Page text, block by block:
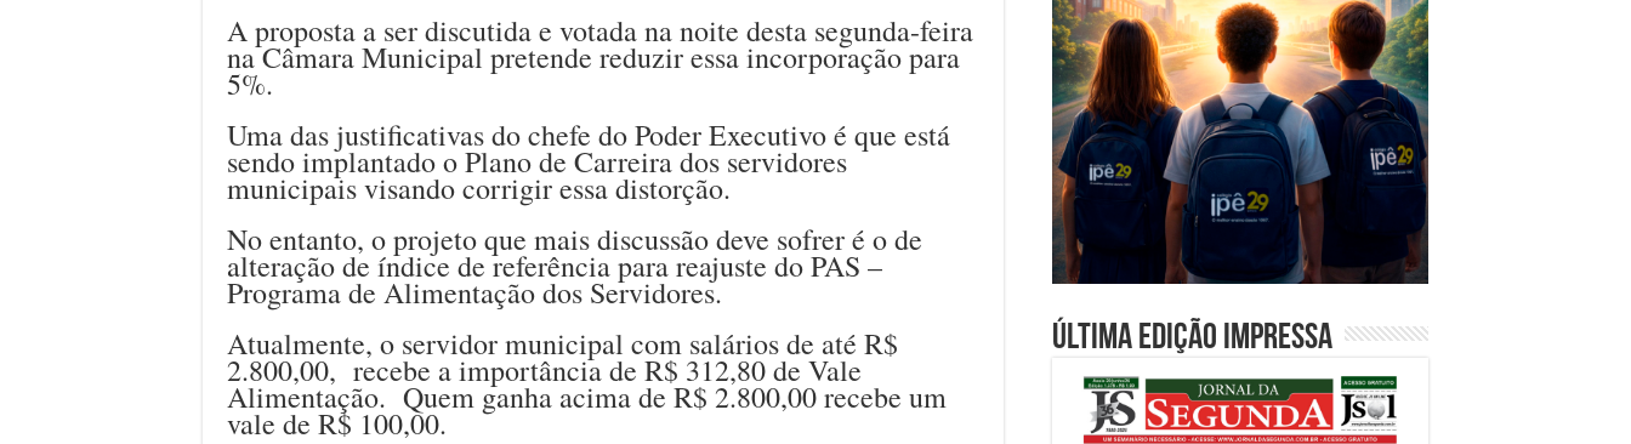
A proposta a ser discutida e votada na noite desta segunda-feira
na Câmara Municipal pretende reduzir essa incorporação para
5%.
Uma das justificativas do chefe do Poder Executivo é que está
sendo implantado o Plano de Carreira dos servidores
municipais visando corrigir essa distorção.
No entanto, o projeto que mais discussão deve sofrer é o de
alteração de índice de referência para reajuste do PAS –
Programa de Alimentação dos Servidores.
Atualmente, o servidor municipal com salários de até R$
2.800,00, recebe a importância de R$ 312,80 de Vale
Alimentação. Quem ganha acima de R$ 2.800,00 recebe um
vale de R$ 100,00.
Última edição impressa